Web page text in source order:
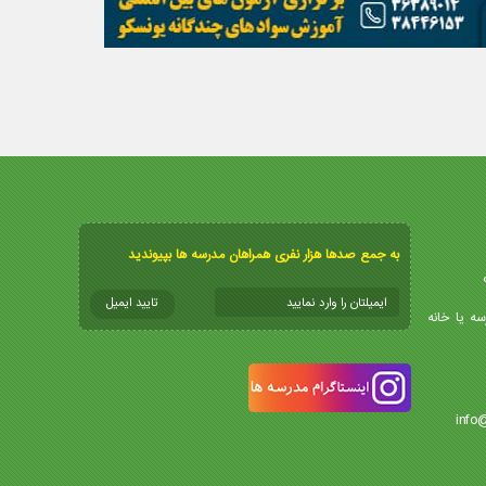
یا خانه
به جمع صدها هزار نفری همراهان مدرسه ها بپیوندید